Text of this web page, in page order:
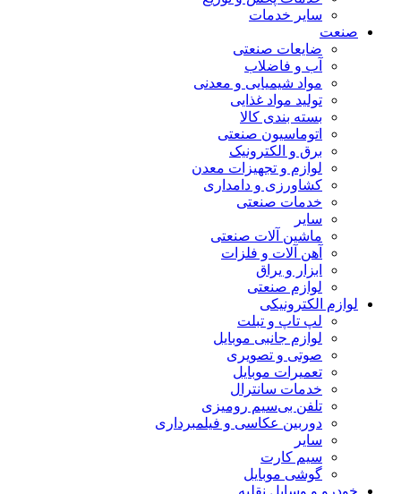
سایر خدمات
صنعت
ضایعات صنعتی
آب و فاضلاب
مواد شیمیایی و معدنی
تولید مواد غذایی
بسته بندی کالا
اتوماسیون صنعتی
برق و الکترونیک
لوازم و تجهیزات معدن
کشاورزی و دامداری
خدمات صنعتی
سایر
ماشین آلات صنعتی
آهن آلات و فلزات
ابزار و یراق
لوازم صنعتی
لوازم الکترونیکی
لپ تاپ و تبلت
لوازم جانبی موبایل
صوتی و تصویری
تعمیرات موبایل
خدمات سانترال
تلفن بی‌سیم رومیزی
دوربین عکاسی و فیلمبرداری
سایر
سیم کارت
گوشی موبایل